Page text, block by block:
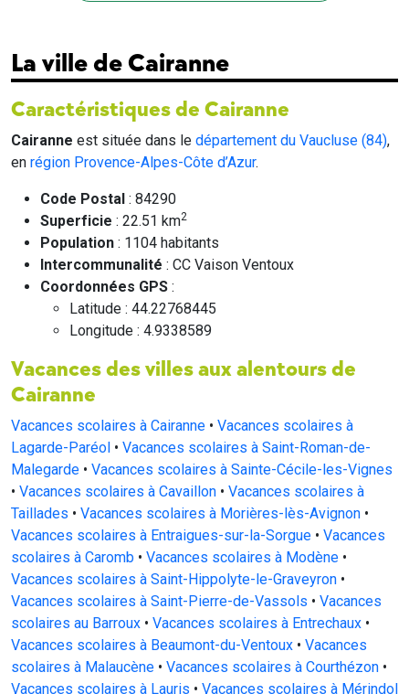
La ville de Cairanne
Caractéristiques de Cairanne
Cairanne est située dans le département du Vaucluse (84),
en région Provence-Alpes-Côte d’Azur.
Code Postal : 84290
Superficie : 22.51 km2
Population : 1104 habitants
Intercommunalité : CC Vaison Ventoux
Coordonnées GPS :
Latitude : 44.22768445
Longitude : 4.9338589
Vacances des villes aux alentours de
Cairanne
Vacances scolaires à Cairanne • Vacances scolaires à
Lagarde-Paréol • Vacances scolaires à Saint-Roman-de-
Malegarde • Vacances scolaires à Sainte-Cécile-les-Vignes
• Vacances scolaires à Cavaillon • Vacances scolaires à
Taillades • Vacances scolaires à Morières-lès-Avignon •
Vacances scolaires à Entraigues-sur-la-Sorgue • Vacances
scolaires à Caromb • Vacances scolaires à Modène •
Vacances scolaires à Saint-Hippolyte-le-Graveyron •
Vacances scolaires à Saint-Pierre-de-Vassols • Vacances
scolaires au Barroux • Vacances scolaires à Entrechaux •
Vacances scolaires à Beaumont-du-Ventoux • Vacances
scolaires à Malaucène • Vacances scolaires à Courthézon •
Vacances scolaires à Lauris • Vacances scolaires à Mérindol